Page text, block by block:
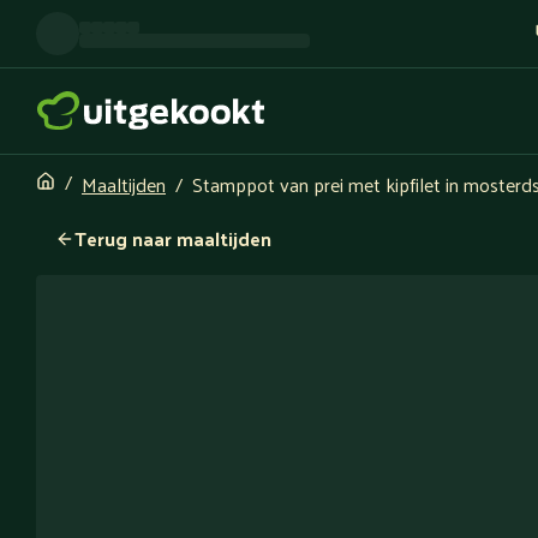
Maaltijden
Stamppot van prei met kipfilet in
Terug naar maaltijden